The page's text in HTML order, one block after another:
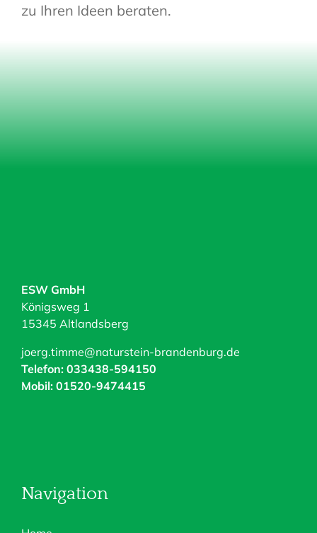
zu Ihren Ideen beraten.
ESW GmbH
Königsweg 1
15345 Altlandsberg
joerg.timme@naturstein-brandenburg.de
Telefon: 033438-594150
Mobil: 01520-9474415
Navigation